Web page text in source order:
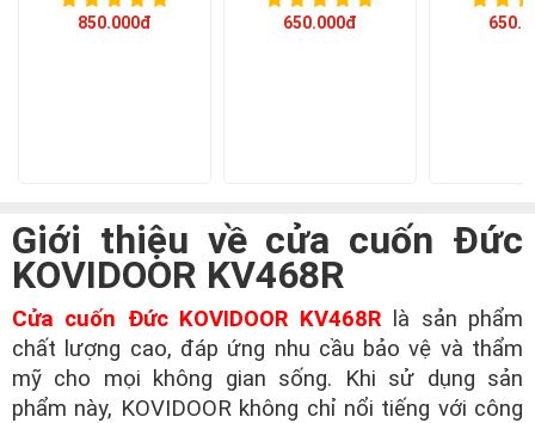
850.000đ 650.000đ
Giới thiệu về cửa cuốn Đức
KOVIDOOR KV468R
Cửa cuốn Đức KOVIDOOR KV468R là sản phẩm
chất lượng cao, đáp ứng nhu cầu bảo vệ và thẩm
mỹ cho mọi không gian sống. Khi sử dụng sản
phẩm này, KOVIDOOR không chỉ nổi tiếng với công